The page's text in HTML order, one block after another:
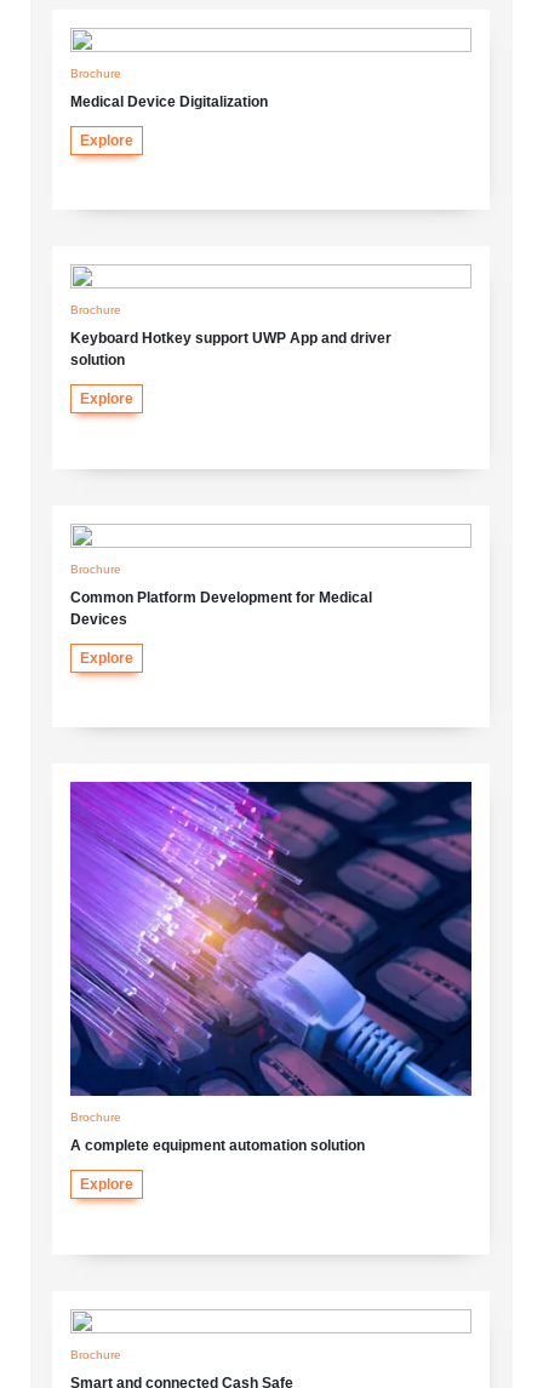
Brochure
Medical Device Digitalization
Explore
Brochure
Keyboard Hotkey support UWP App and driver
solution
Explore
Brochure
Common Platform Development for Medical
Devices
Explore
Brochure
A complete equipment automation solution
Explore
Brochure
Smart and connected Cash Safe